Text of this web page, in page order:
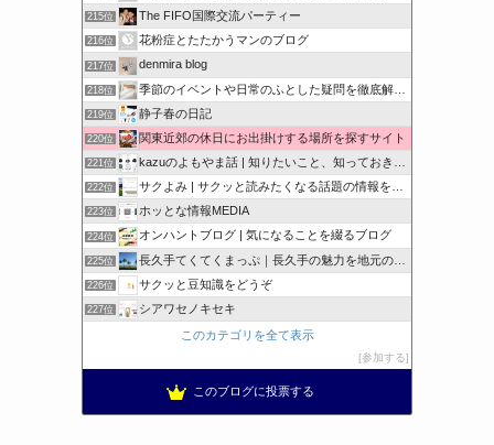
215位 The FIFO国際交流パーティー
216位 花粉症とたたかうマンのブログ
217位 denmira blog
218位 季節のイベントや日常のふとした疑問を徹底解説！
219位 静子春の日記
220位 関東近郊の休日にお出掛けする場所を探すサイト
221位 kazuのよもやま話 | 知りたいこと、知っておきたいこと…
222位 サクよみ | サクッと読みたくなる話題の情報を随時発信！
223位 ホッとな情報MEDIA
224位 オンハントブログ | 気になることを綴るブログ
225位 長久手てくてくまっぷ｜長久手の魅力を地元の人と訪れる人に
226位 サクッと豆知識をどうぞ
227位 シアワセノキセキ
このカテゴリを全て表示
参加する
このブログに投票する